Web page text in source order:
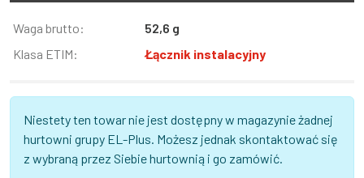
Informacja
Wartość
Waga brutto:
52,6 g
Klasa ETIM:
Łącznik instalacyjny
Niestety ten towar nie jest dostępny w magazynie żadnej
hurtowni grupy EL-Plus. Możesz jednak skontaktować się
z wybraną przez Siebie hurtownią i go zamówić.